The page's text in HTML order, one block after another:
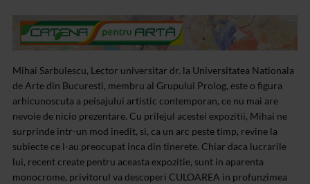
Mihai Sarbulescu, Lector universitar dr. la Universitatea Nationala
de Arte din Bucuresti, membru al Grupului Prolog, este o figura
arhicunoscuta a peisajului artistic contemporan, ce nu mai are
nevoie de nicio prezentare. Cu prilejul acestei expozitii, Mihai ne
surprinde intr-un mod inedit, si, ca un arc peste timp, revine la
subiecte ce l-au preocupat inca din tinerete. Chiar daca lucrarile
lui, recent create pentru aceasta expozitie, sunt in aparenta
monocrome, privitorul va descoperi CULOAREA in profunzimea